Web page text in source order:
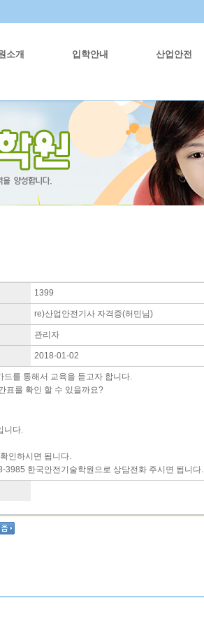
소개 입학안내 산업안전
1399
re)산업안전기사 자격증(허민님)
관리자
2018-01-02
드를 통해서 교육을 듣고자 합니다.
표를 확인 할 수 있을까요?
니다.
인하시면 됩니다.
3985 한국안전기술학원으로 상담전화 주시면 됩니다.